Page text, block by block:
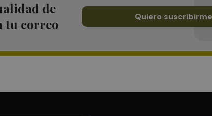
de
tu correo
Quiero suscribirme